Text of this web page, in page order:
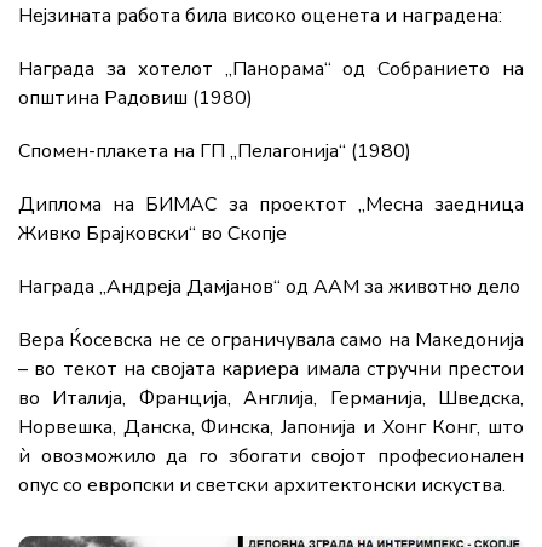
Нејзината работа била високо оценета и наградена:
Награда за хотелот „Панорама“ од Собранието на
општина Радовиш (1980)
Спомен-плакета на ГП „Пелагонија“ (1980)
Диплома на БИМАС за проектот „Месна заедница
Живко Брајковски“ во Скопје
Награда „Андреја Дамјанов“ од ААМ за животно дело
Вера Ќосевска не се ограничувала само на Македонија
– во текот на својата кариера имала стручни престои
во Италија, Франција, Англија, Германија, Шведска,
Норвешка, Данска, Финска, Јапонија и Хонг Конг, што
ѝ овозможило да го збогати својот професионален
опус со европски и светски архитектонски искуства.